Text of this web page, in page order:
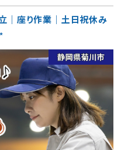
立｜座り作業｜土日祝休み